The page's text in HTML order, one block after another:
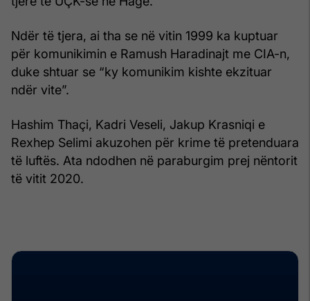
Ndër të tjera, ai tha se në vitin 1999 ka kuptuar
për komunikimin e Ramush Haradinajt me CIA-n,
duke shtuar se “ky komunikim kishte ekzituar
ndër vite”.
Hashim Thaçi, Kadri Veseli, Jakup Krasniqi e
Rexhep Selimi akuzohen për krime të pretenduara
të luftës. Ata ndodhen në paraburgim prej nëntorit
të vitit 2020.